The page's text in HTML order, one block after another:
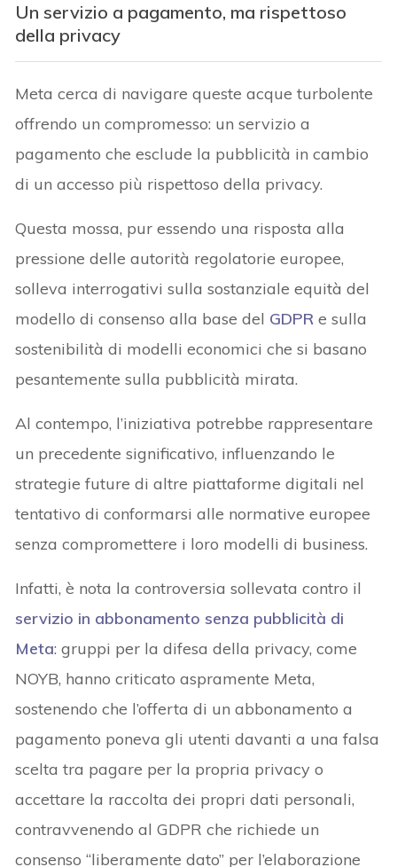
Un servizio a pagamento, ma rispettoso
della privacy
Meta cerca di navigare queste acque turbolente
offrendo un compromesso: un servizio a
pagamento che esclude la pubblicità in cambio
di un accesso più rispettoso della privacy.
Questa mossa, pur essendo una risposta alla
pressione delle autorità regolatorie europee,
solleva interrogativi sulla sostanziale equità del
modello di consenso alla base del GDPR e sulla
sostenibilità di modelli economici che si basano
pesantemente sulla pubblicità mirata.
Al contempo, l’iniziativa potrebbe rappresentare
un precedente significativo, influenzando le
strategie future di altre piattaforme digitali nel
tentativo di conformarsi alle normative europee
senza compromettere i loro modelli di business.
Infatti, è nota la controversia sollevata contro il
servizio in abbonamento senza pubblicità di
Meta: gruppi per la difesa della privacy, come
NOYB, hanno criticato aspramente Meta,
sostenendo che l’offerta di un abbonamento a
pagamento poneva gli utenti davanti a una falsa
scelta tra pagare per la propria privacy o
accettare la raccolta dei propri dati personali,
contravvenendo al GDPR che richiede un
consenso “liberamente dato” per l’elaborazione